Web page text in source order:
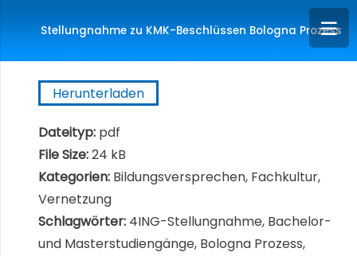
Stellungnahme zu KMK-Beschlüssen Bologna Prozess
Herunterladen
Dateityp: pdf
File Size:24 kB
Kategorien: Bildungsversprechen, Fachkultur,
Vernetzung
Schlagwörter: 4ING-Stellungnahme, Bachelor-
und Masterstudiengänge, Bologna Prozess,